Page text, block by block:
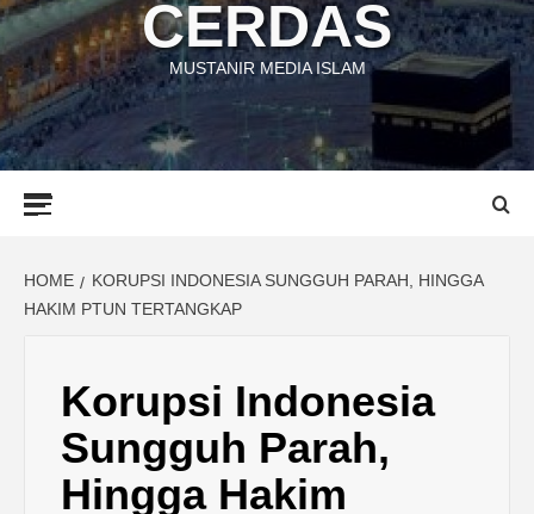
CERDAS
MUSTANIR MEDIA ISLAM
HOME
KORUPSI INDONESIA SUNGGUH PARAH, HINGGA
HAKIM PTUN TERTANGKAP
Korupsi Indonesia
Sungguh Parah,
Hingga Hakim